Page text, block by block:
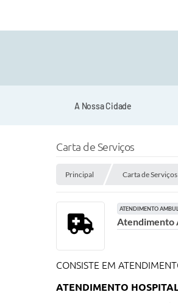
A Nossa Cidade
Carta de Serviços
Principal Carta de Serviços
ATENDIMENTO
Atendimento
CONSISTE EM
ATENDIMENTO